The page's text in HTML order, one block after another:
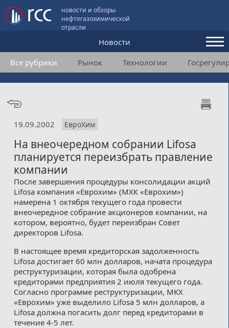
новости и обзоры
нефтегазохимической
отрасли
Новости
Аналитика и мнения
Конференции
Пользовательское соглашение
Медиакит
Контакты
Все рубрики Рынок Технологии
19.09.2002 ЕвроХим
На внеочередном собрании Lifosa
планируется переизбрать правление
компании
После завершения процедуры консолидации акций
Lifosa компания «Еврохим» (МХК «Еврохим»)
намерена 1 октября текущего года провести
внеочередное собрание акционеров компании, на
котором, вероятно, будет переизбран Совет
директоров Lifosa.
В настоящее время кредиторская задолженность
Lifosa достигает 60 млн долларов, начата процедура
реструктуризации, которая была одобрена
кредиторами предприятия 2 июля текущего года.
Согласно программе реструктуризации, МКХ
«Еврохим» уже выделило Lifosa 5 млн долларов, а
Lifosa должна погасить долг перед кредиторами в
течение 4-5 лет.